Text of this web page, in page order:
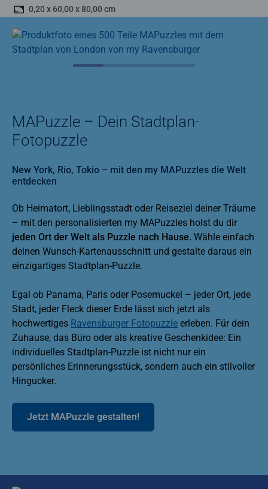
0,20 x 60,00 x 80,00 cm
MAPuzzle – Dein Stadtplan-
Fotopuzzle
New York, Rio, Tokio – mit den my MAPuzzles die Welt
entdecken
Ob Heimatort, Lieblingsstadt oder Reiseziel deiner Träume
– mit den personalisierten my MAPuzzles holst du dir
jeden Ort der Welt als Puzzle nach Hause. Wähle einfach
deinen Wunsch-Kartenausschnitt und gestalte daraus ein
einzigartiges Stadtplan-Puzzle.
Egal ob Panama, Paris oder Posemuckel – jeder Ort, jede
Stadt, jeder Fleck dieser Erde lässt sich jetzt als
hochwertiges Ravensburger Fotopuzzle erleben. Für dein
Zuhause, das Büro oder als kreative Geschenkidee: Ein
individuelles Stadtplan-Puzzle ist nicht nur ein
persönliches Erinnerungsstück, sondern auch ein stilvoller
Hingucker.
Jetzt MAPuzzle gestalten!